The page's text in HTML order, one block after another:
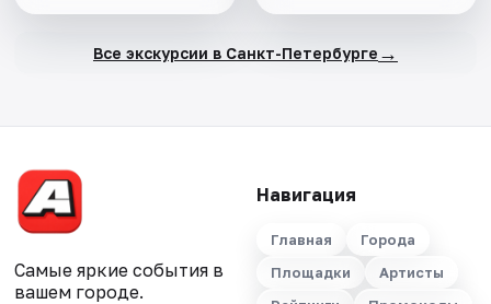
Все экскурсии в Санкт-Петербурге →
Самые яркие события в
вашем городе.
Навигация
Главная
Города
Площадки
Артисты